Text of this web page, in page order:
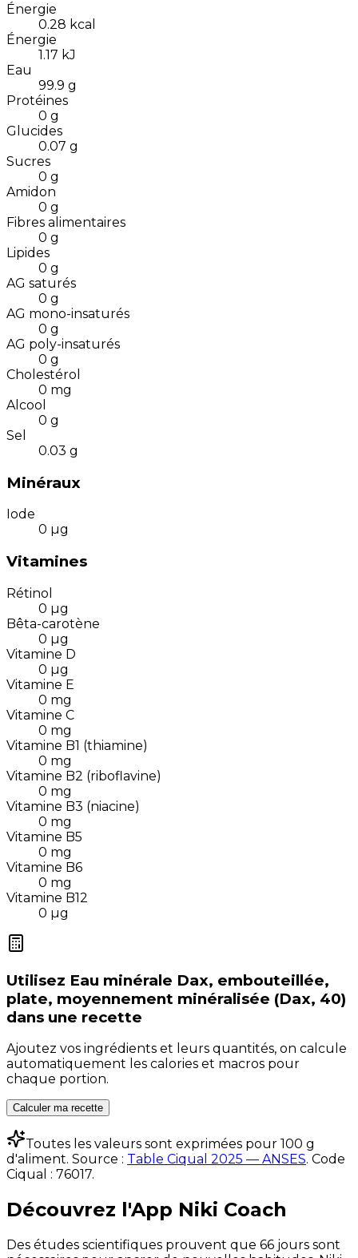
Énergie
0.28 kcal
Énergie
1.17 kJ
Eau
99.9 g
Protéines
0 g
Glucides
0.07 g
Sucres
0 g
Amidon
0 g
Fibres alimentaires
0 g
Lipides
0 g
AG saturés
0 g
AG mono-insaturés
0 g
AG poly-insaturés
0 g
Cholestérol
0 mg
Alcool
0 g
Sel
0.03 g
Minéraux
Iode
0 µg
Vitamines
Rétinol
0 µg
Bêta-carotène
0 µg
Vitamine D
0 µg
Vitamine E
0 mg
Vitamine C
0 mg
Vitamine B1 (thiamine)
0 mg
Vitamine B2 (riboflavine)
0 mg
Vitamine B3 (niacine)
0 mg
Vitamine B5
0 mg
Vitamine B6
0 mg
Vitamine B12
0 µg
Utilisez Eau minérale Dax, embouteillée,
plate, moyennement minéralisée (Dax, 40)
dans une recette
Ajoutez vos ingrédients et leurs quantités, on calcule
automatiquement les calories et macros pour
chaque portion.
Calculer ma recette
Toutes les valeurs sont exprimées pour 100 g
d'aliment. Source : Table Ciqual 2025 — ANSES. Code
Ciqual : 76017.
Découvrez l'App Niki Coach
Des études scientifiques prouvent que 66 jours sont